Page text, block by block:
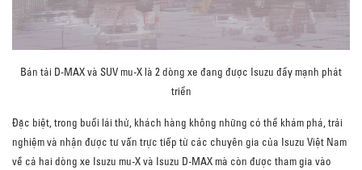
Bán tải D-MAX và SUV mu-X là 2 dòng xe đang được Isuzu đẩy mạnh phát
triển
Đặc biệt, trong buổi lái thử, khách hàng không những có thể khám phá, trải
nghiệm và nhận được tư vấn trực tiếp từ các chuyên gia của Isuzu Việt Nam
về cả hai dòng xe Isuzu mu-X và Isuzu D-MAX mà còn được tham gia vào